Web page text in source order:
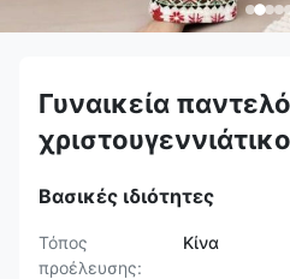
Γυναικεία
Βασικές ιδιότητες
Τόπος
προέλευσης:
Κίνα